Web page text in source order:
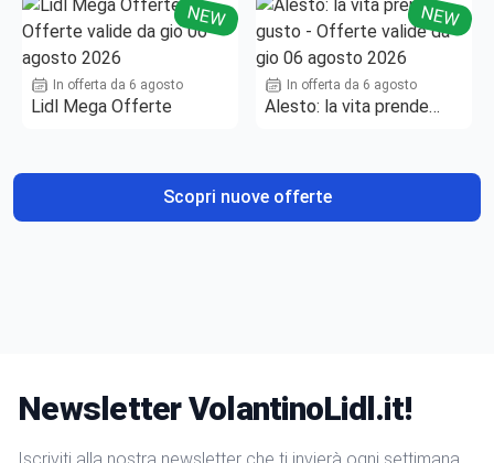
NEW
In offerta da 6 agosto
Lidl Mega Offerte
NEW
In offerta da 6 agosto
Alesto: la vita prende
Scopri nuove offerte
Newsletter VolantinoLidl.it!
Iscriviti alla nostra newsletter che ti invierà ogni settimana